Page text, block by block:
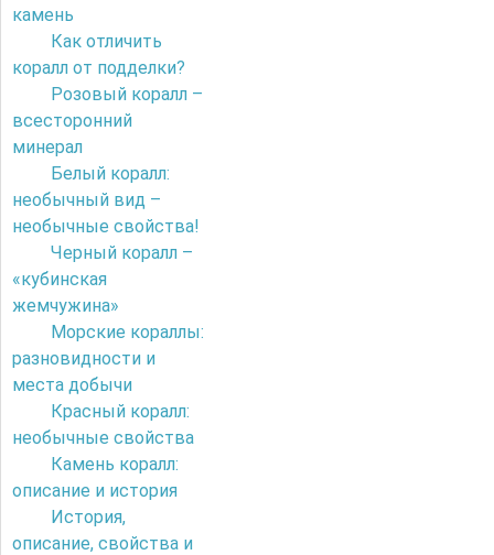
камень
Как отличить
коралл от подделки?
Розовый коралл –
всесторонний
минерал
Белый коралл:
необычный вид –
необычные свойства!
Черный коралл –
«кубинская
жемчужина»
Морские кораллы:
разновидности и
места добычи
Красный коралл:
необычные свойства
Камень коралл:
описание и история
История,
описание, свойства и